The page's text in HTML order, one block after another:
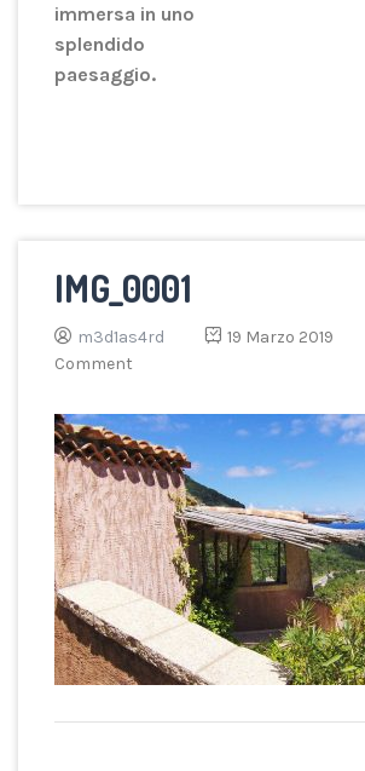
immersa in uno
splendido
paesaggio.
IMG_0001
m3d1as4rd 19 Marzo 2019
Comment